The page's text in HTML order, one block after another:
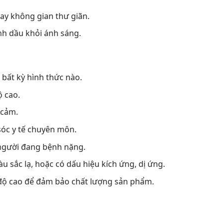
không gian thư giãn.
dầu khỏi ánh sáng.
kỳ hình thức nào.
cao.
y tế chuyên môn.
đang bệnh nặng.
sắc lạ, hoặc có dấu hiệu kích ứng, dị ứng.
cao để đảm bảo chất lượng sản phẩm.